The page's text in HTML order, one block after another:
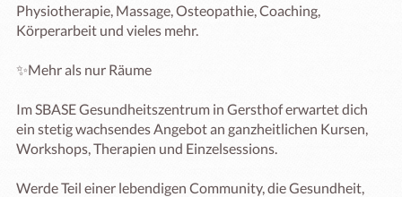
Physiotherapie, Massage, Osteopathie, Coaching,
Körperarbeit und vieles mehr.
✨Mehr als nur Räume
Im SBASE Gesundheitszentrum in Gersthof erwartet dich
ein stetig wachsendes Angebot an ganzheitlichen Kursen,
Workshops, Therapien und Einzelsessions.
Werde Teil einer lebendigen Community, die Gesundheit,